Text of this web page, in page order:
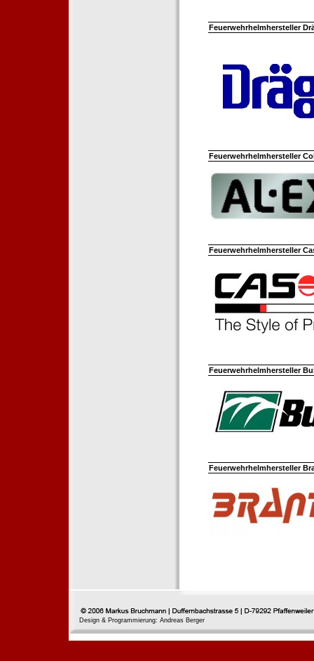
Feuerwehrhelmhersteller
Feuerwehrhelmhersteller
Feuerwehrhelmhersteller
Feuerwehrhelmhersteller
Feuerwehrhelmhersteller
Design & Programmierung: Andreas Berger